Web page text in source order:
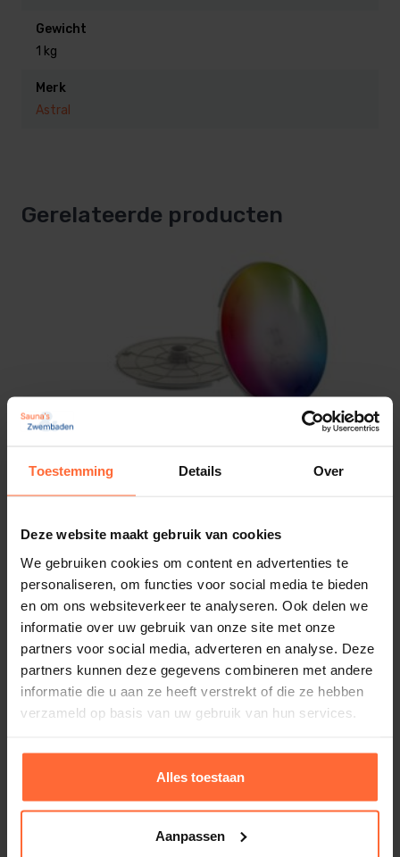
Toestemming Details Over
Deze website maakt gebruik van cookies
We gebruiken cookies om content en advertenties te
personaliseren, om functies voor social media te bieden
en om ons websiteverkeer te analyseren. Ook delen we
informatie over uw gebruik van onze site met onze
partners voor social media, adverteren en analyse. Deze
partners kunnen deze gegevens combineren met andere
informatie die u aan ze heeft verstrekt of die ze hebben
verzameld op basis van uw gebruik van hun services.
Alles toestaan
Aanpassen
Gewicht
1 kg
Merk
Astral
Gerelateerde producten
Kleur verlichting: RGB